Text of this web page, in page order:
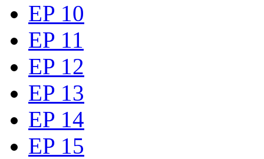
EP 10
EP 11
EP 12
EP 13
EP 14
EP 15